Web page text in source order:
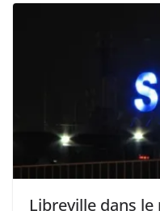
Libreville dans